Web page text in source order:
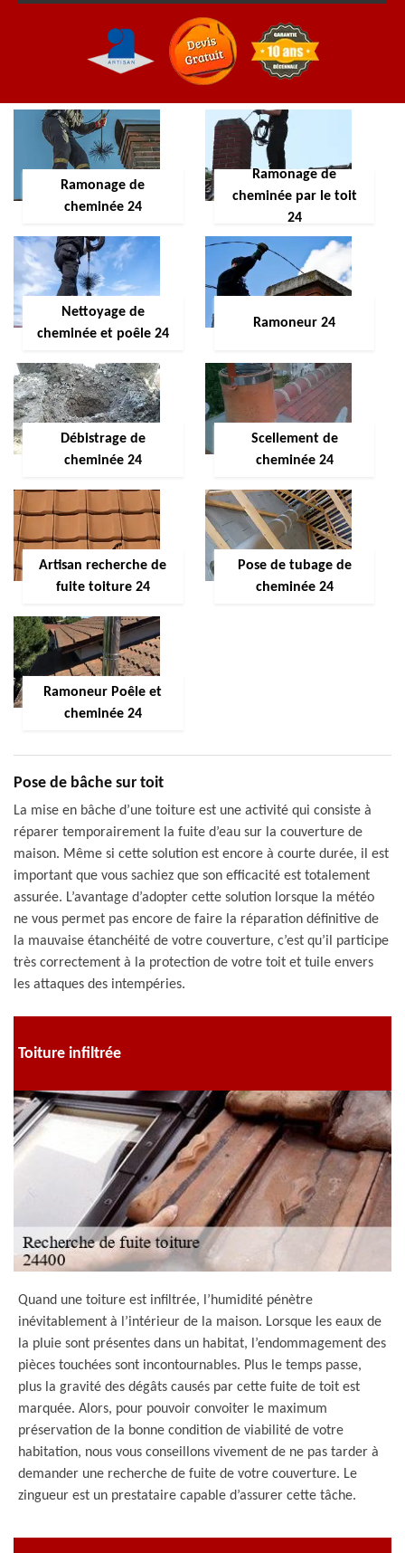
Ramonage de
cheminée 24
Ramonage de
cheminée par le toit
24
Nettoyage de
cheminée et poêle 24
Ramoneur 24
Débistrage de
cheminée 24
Scellement de
cheminée 24
Artisan recherche de
fuite toiture 24
Pose de tubage de
cheminée 24
Ramoneur Poêle et
cheminée 24
Pose de bâche sur toit
La mise en bâche d’une toiture est une activité qui consiste à
réparer temporairement la fuite d’eau sur la couverture de
maison. Même si cette solution est encore à courte durée, il est
important que vous sachiez que son efficacité est totalement
assurée. L’avantage d’adopter cette solution lorsque la météo
ne vous permet pas encore de faire la réparation définitive de
la mauvaise étanchéité de votre couverture, c’est qu’il participe
très correctement à la protection de votre toit et tuile envers
les attaques des intempéries.
Toiture infiltrée
Quand une toiture est infiltrée, l’humidité pénètre
inévitablement à l’intérieur de la maison. Lorsque les eaux de
la pluie sont présentes dans un habitat, l’endommagement des
pièces touchées sont incontournables. Plus le temps passe,
plus la gravité des dégâts causés par cette fuite de toit est
marquée. Alors, pour pouvoir convoiter le maximum
préservation de la bonne condition de viabilité de votre
habitation, nous vous conseillons vivement de ne pas tarder à
demander une recherche de fuite de votre couverture. Le
zingueur est un prestataire capable d’assurer cette tâche.